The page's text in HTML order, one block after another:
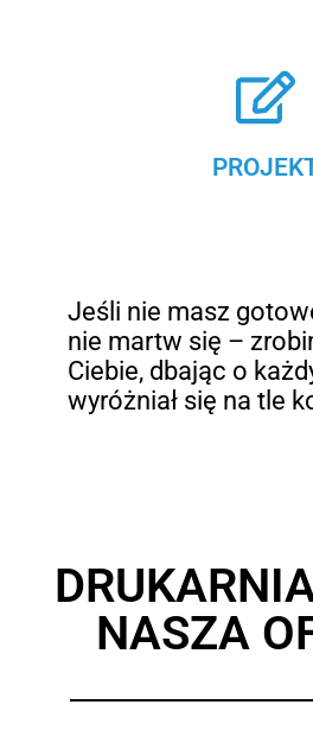
Jeśli nie masz
nie martw się –
Ciebie, dbając o
wyróżniał się na tle
NASZA